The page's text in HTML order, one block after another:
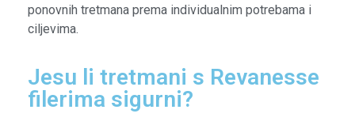
ponovnih tretmana prema individualnim potrebama i
ciljevima.
Jesu li tretmani s Revanesse
filerima sigurni?